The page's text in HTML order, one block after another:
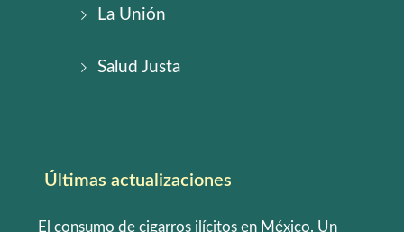
La Unión
Salud Justa
Últimas actualizaciones
El consumo de cigarros ilícitos en México. Un